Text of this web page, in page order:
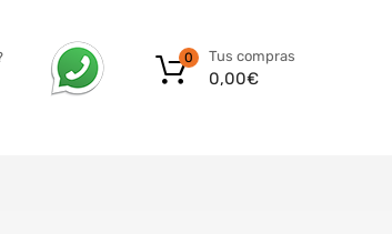
Tus compras
0,00€
0